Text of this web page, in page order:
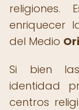
religiones.
enriquecer
del Medio
Si bien
identidad
centros